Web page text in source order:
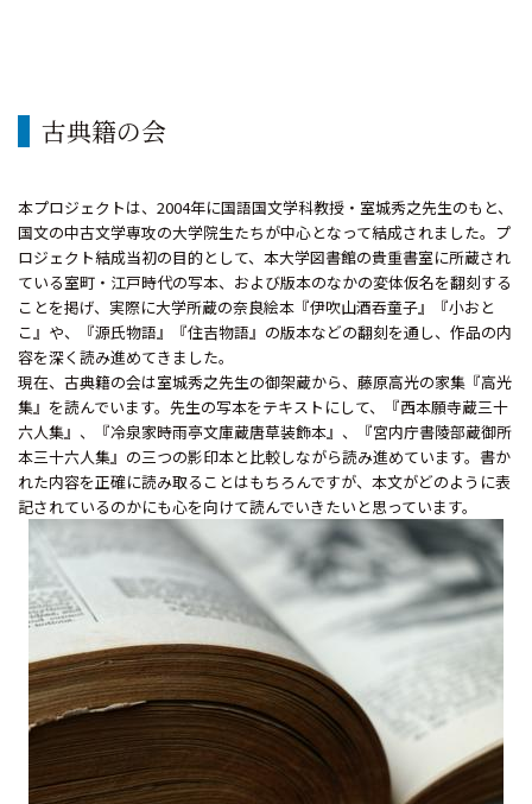
古典籍の会
本プロジェクトは、2004年に国語国文学科教授・室城秀之先生のもと、
国文の中古文学専攻の大学院生たちが中心となって結成されました。プ
ロジェクト結成当初の目的として、本大学図書館の貴重書室に所蔵され
ている室町・江戸時代の写本、および版本のなかの変体仮名を翻刻する
ことを掲げ、実際に大学所蔵の奈良絵本『伊吹山酒吞童子』『小おと
こ』や、『源氏物語』『住吉物語』の版本などの翻刻を通し、作品の内
容を深く読み進めてきました。
現在、古典籍の会は室城秀之先生の御架蔵から、藤原高光の家集『高光
集』を読んでいます。先生の写本をテキストにして、『西本願寺蔵三十
六人集』、『冷泉家時雨亭文庫蔵唐草装飾本』、『宮内庁書陵部蔵御所
本三十六人集』の三つの影印本と比較しながら読み進めています。書か
れた内容を正確に読み取ることはもちろんですが、本文がどのように表
記されているのかにも心を向けて読んでいきたいと思っています。